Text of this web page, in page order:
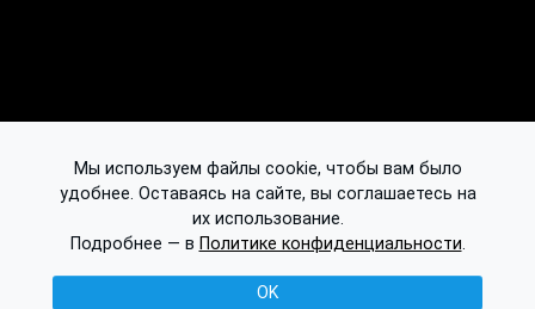
Мы используем файлы cookie, чтобы вам было
удобнее. Оставаясь на сайте, вы соглашаетесь на
их использование.
Подробнее — в Политике конфиденциальности.
OK